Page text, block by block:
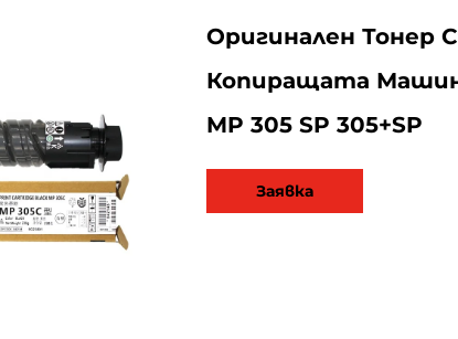
Оригинален Тонер
Копиращата
MP 305 SP 305+SP
Заявка